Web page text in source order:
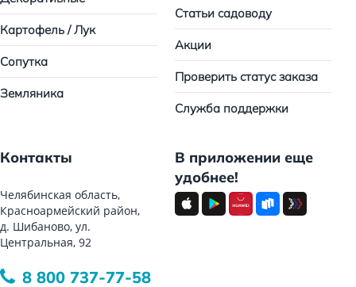
Картофель / Лук
Сопутка
Земляника
Статьи садоводу
Акции
Проверить статус заказа
Служба поддержки
Контакты
Челябинская область,
Красноармейский район,
д. Шибаново, ул.
Центральная, 92
8 800 737-77-58
В приложении еще
удобнее!